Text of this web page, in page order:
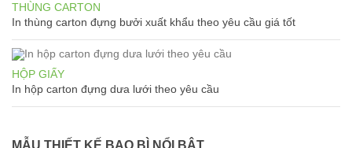
THÙNG CARTON
In thùng carton đựng bưởi xuất khẩu theo yêu cầu giá tốt
HỘP GIẤY
In hộp carton đựng dưa lưới theo yêu cầu
MẪU THIẾT KẾ BAO BÌ NỔI BẬT